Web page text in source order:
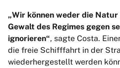
„Wir können weder die Natur
Gewalt des Regimes gegen
ignorieren“, sagte Costa.
die freie Schifffahrt in der
wiederhergestellt werden